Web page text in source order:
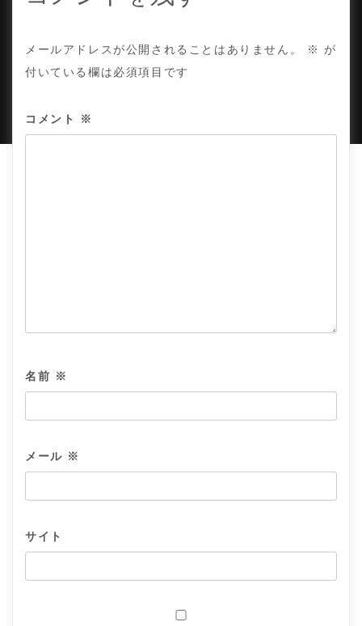
メールアドレスが公開されることはありません。 ※
が
付いている欄は必須項目です
コメント ※
名前 ※
メール ※
サイト